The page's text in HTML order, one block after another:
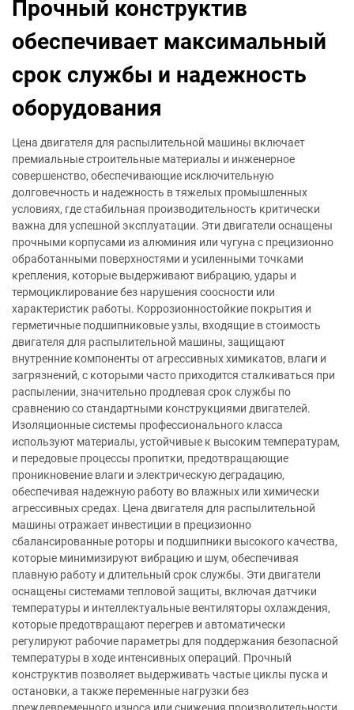
Прочный конструктив
обеспечивает максимальный
срок службы и надежность
оборудования
Цена двигателя для распылительной машины включает
премиальные строительные материалы и инженерное
совершенство, обеспечивающие исключительную
долговечность и надежность в тяжелых промышленных
условиях, где стабильная производительность критически
важна для успешной эксплуатации. Эти двигатели оснащены
прочными корпусами из алюминия или чугуна с прецизионно
обработанными поверхностями и усиленными точками
крепления, которые выдерживают вибрацию, удары и
термоциклирование без нарушения соосности или
характеристик работы. Коррозионностойкие покрытия и
герметичные подшипниковые узлы, входящие в стоимость
двигателя для распылительной машины, защищают
внутренние компоненты от агрессивных химикатов, влаги и
загрязнений, с которыми часто приходится сталкиваться при
распылении, значительно продлевая срок службы по
сравнению со стандартными конструкциями двигателей.
Изоляционные системы профессионального класса
используют материалы, устойчивые к высоким температурам,
и передовые процессы пропитки, предотвращающие
проникновение влаги и электрическую деградацию,
обеспечивая надежную работу во влажных или химически
агрессивных средах. Цена двигателя для распылительной
машины отражает инвестиции в прецизионно
сбалансированные роторы и подшипники высокого качества,
которые минимизируют вибрацию и шум, обеспечивая
плавную работу и длительный срок службы. Эти двигатели
оснащены системами тепловой защиты, включая датчики
температуры и интеллектуальные вентиляторы охлаждения,
которые предотвращают перегрев и автоматически
регулируют рабочие параметры для поддержания безопасной
температуры в ходе интенсивных операций. Прочный
конструктив позволяет выдерживать частые циклы пуска и
остановки, а также переменные нагрузки без